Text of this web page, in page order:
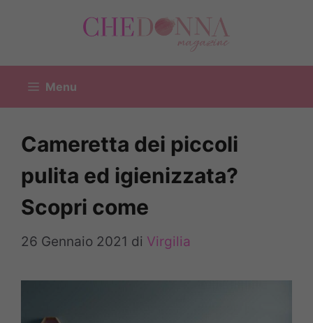
Menu
Cameretta dei piccoli
pulita ed igienizzata?
Scopri come
26 Gennaio 2021 di Virgilia